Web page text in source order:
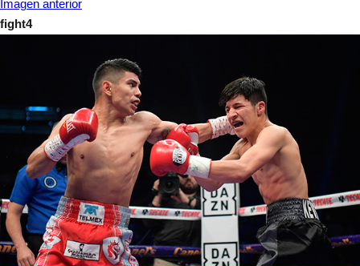
Imagen anterior
fight4